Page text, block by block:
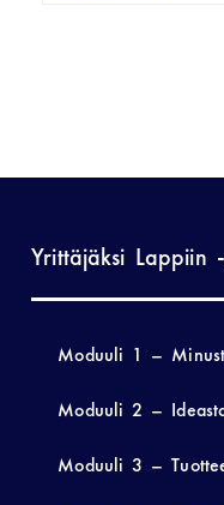
Yrittäjäksi Lappiin
Moduuli 1 –
Moduuli 2 –
Moduuli 3 –